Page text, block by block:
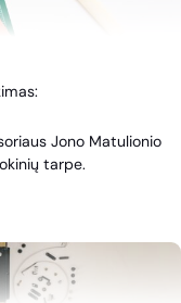
Jono Matulionio
tarpe.